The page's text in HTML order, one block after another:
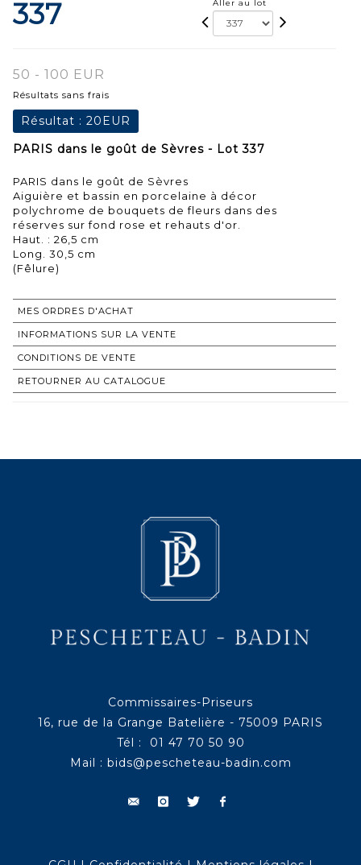
337 Aller au lot
50 - 100 EUR
Résultats sans frais
Résultat : 20EUR
PARIS dans le goût de Sèvres - Lot 337
PARIS dans le goût de Sèvres
Aiguière et bassin en porcelaine à décor
polychrome de bouquets de fleurs dans des
réserves sur fond rose et rehauts d'or.
Haut. : 26,5 cm
Long. 30,5 cm
(Fêlure)
MES ORDRES D'ACHAT
INFORMATIONS SUR LA VENTE
CONDITIONS DE VENTE
RETOURNER AU CATALOGUE
Commissaires-Priseurs
16, rue de la Grange Batelière - 75009 PARIS
Tél : 01 47 70 50 90
Mail : bids@pescheteau-badin.com